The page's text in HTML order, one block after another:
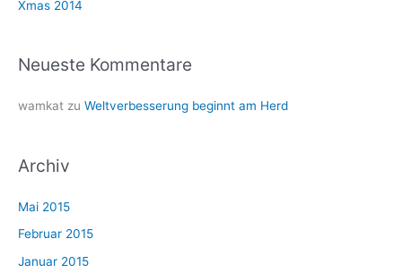
Xmas 2014
Neueste Kommentare
wamkat zu Weltverbesserung beginnt am Herd
Archiv
Mai 2015
Februar 2015
Januar 2015